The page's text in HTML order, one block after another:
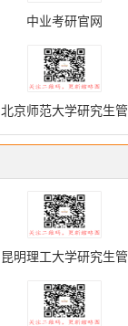
中业考研官网
北京师范大学研究生管
理系统
昆明理工大学研究生管
理系统